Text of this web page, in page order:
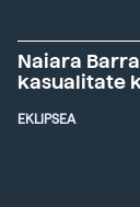
Naiara
kasualitate
EKLIPSEA